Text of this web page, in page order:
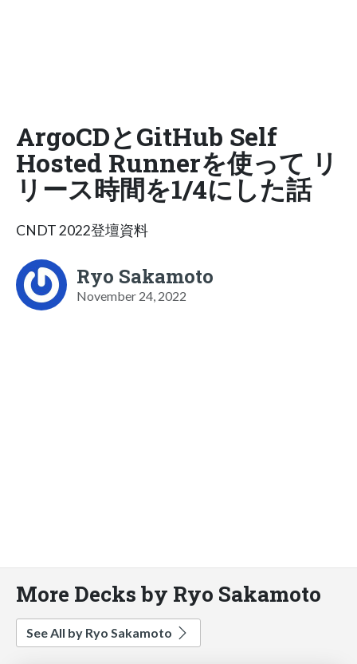
ArgoCDとGitHub Self
Hosted Runnerを使って リ
リース時間を1/4にした話
CNDT 2022登壇資料
Ryo Sakamoto
November 24, 2022
More Decks by Ryo Sakamoto
See All by Ryo Sakamoto